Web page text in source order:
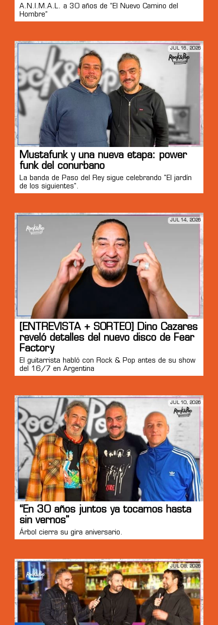
A.N.I.M.A.L. a 30 años de “El Nuevo Camino del
Hombre”
JUL 16, 2026
Mustafunk y una nueva etapa: power
funk del conurbano
La banda de Paso del Rey sigue celebrando "El jardín
de los siguientes".
JUL 14, 2026
[ENTREVISTA + SORTEO] Dino Cazares
reveló detalles del nuevo disco de Fear
Factory
El guitarrista habló con Rock & Pop antes de su show
del 16/7 en Argentina
JUL 10, 2026
“En 30 años juntos ya tocamos hasta
sin vernos”
Árbol cierra su gira aniversario.
JUL 08, 2026